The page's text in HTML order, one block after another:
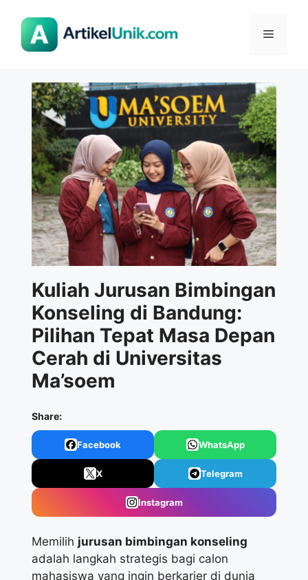
Menu
Kuliah Jurusan Bimbingan
Konseling di Bandung:
Pilihan Tepat Masa Depan
Cerah di Universitas
Ma’soem
Share:
Facebook WhatsApp
X Telegram
Instagram
Memilih jurusan bimbingan konseling
adalah langkah strategis bagi calon
mahasiswa yang ingin berkarier di dunia